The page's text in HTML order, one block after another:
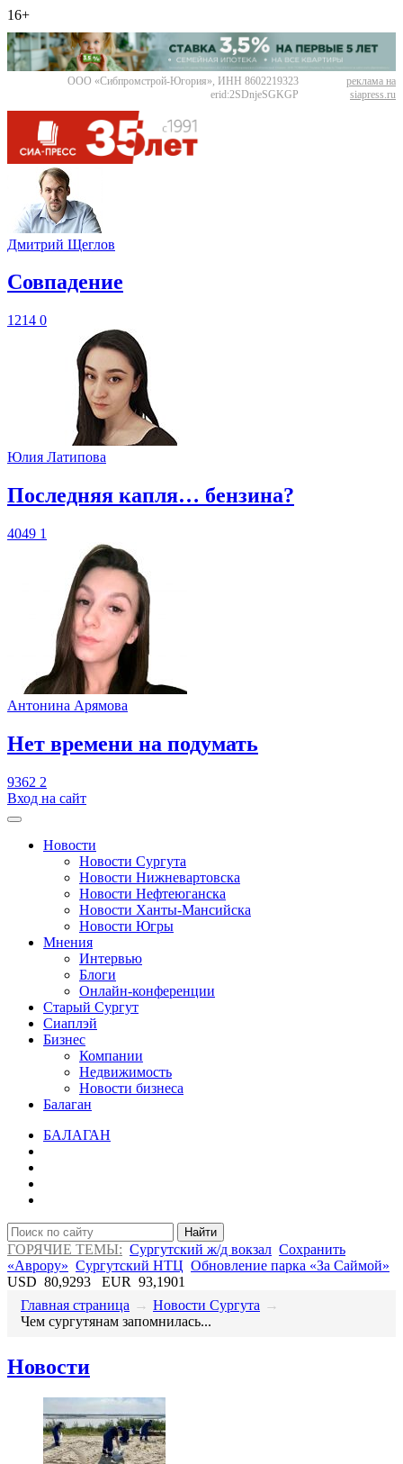
16+
ООО «Сибпромстрой-Югория», ИНН 8602219323
erid:2SDnjeSGKGP
реклама на
siapress.ru
Дмитрий Щеглов
​Совпадение
1214 0
Юлия Латипова
​Последняя капля… бензина?
4049 1
Антонина Арямова
​Нет времени на подумать
9362 2
Вход на сайт
Новости
Новости Сургута
Новости Нижневартовска
Новости Нефтеюганска
Новости Ханты-Мансийска
Новости Югры
Мнения
Интервью
Блоги
Онлайн-конференции
Старый Сургут
Сиаплэй
Бизнес
Компании
Недвижимость
Новости бизнеса
Балаган
БАЛАГАН
Найти
ГОРЯЧИЕ ТЕМЫ: Сургутский ж/д вокзал Сохранить
«Аврору» Сургутский НТЦ Обновление парка «За Саймой»
USD 80,9293 EUR 93,1901
Главная страница → Новости Сургута →
Чем сургутянам запомнилась...
Новости